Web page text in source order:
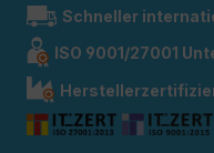
springen
Schneller
ISO 9001/27001